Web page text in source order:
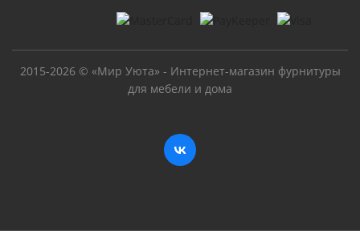
2015-2026 © «Мир Уюта» - Интернет-магазин фурнитуры
для мебели и дома